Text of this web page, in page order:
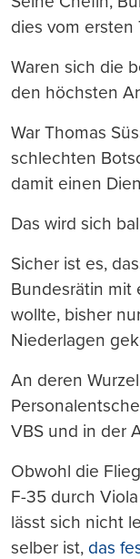
dies vom ersten
Waren sich die
den höchsten
War Thomas
schlechten
damit einen
Das wird sich
Sicher ist es,
Bundesrätin mit
wollte, bisher
Niederlagen
An deren
VBS und in der
Obwohl die
F-35 durch
lässt sich nicht
selber ist, das